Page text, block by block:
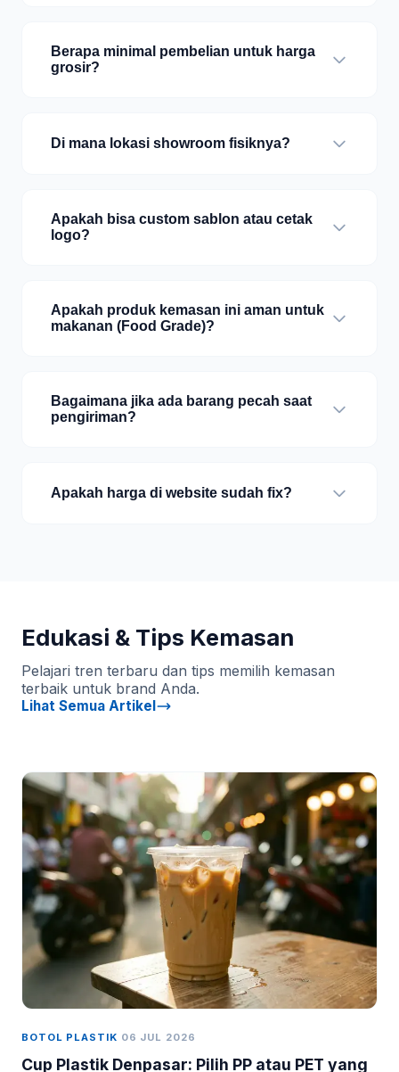
Berapa minimal pembelian untuk harga
grosir?
Di mana lokasi showroom fisiknya?
Apakah bisa custom sablon atau cetak
logo?
Apakah produk kemasan ini aman untuk
makanan (Food Grade)?
Bagaimana jika ada barang pecah saat
pengiriman?
Apakah harga di website sudah fix?
Edukasi & Tips Kemasan
Pelajari tren terbaru dan tips memilih kemasan
terbaik untuk brand Anda.
Lihat Semua Artikel
BOTOL PLASTIK 06 JUL 2026
Cup Plastik Denpasar: Pilih PP atau PET yang